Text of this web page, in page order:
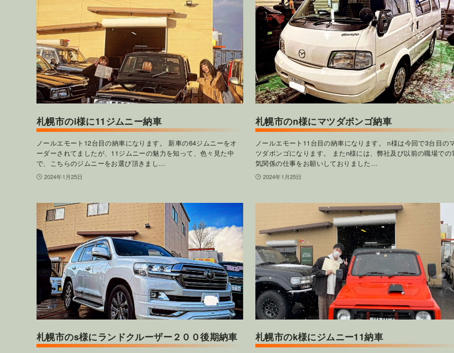
札幌市のi様に11ジムニー納車
ノールエモート12台目の納車になります。 新車の64ジムニーをオ
ーダーされてましたが、11ジムニーの魅力を知って、色々見た中
で、こちらのジムニーをお選び頂きまし…
2024年1月25日
札幌市のn様にマツダボンゴ納車
ノールエモート11台目の納車になります。 n様は今回で3台目の
ツダボンゴになります。 またn様には、弊社及び以前の職場での
気関係の仕事をお願いしておりました…
2024年1月25日
札幌市のs様にランドクルーザー２００後期納車 札幌市のk様にジムニー11納車